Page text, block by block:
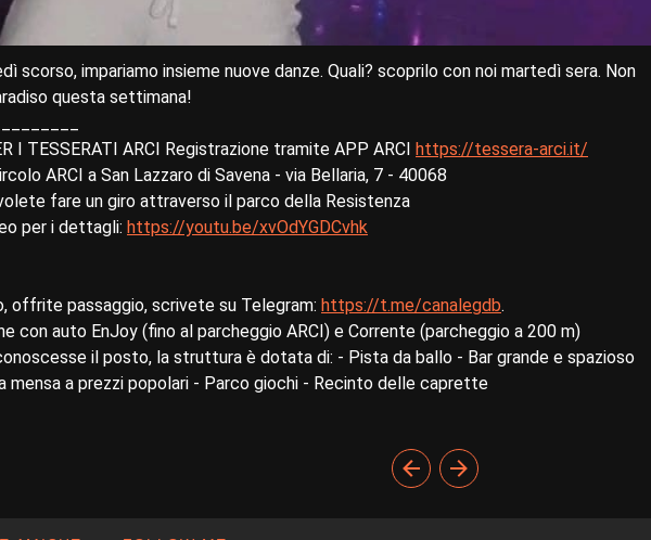
scorso, impariamo insieme nuove danze. Quali? scoprilo con noi martedì sera. Non
questa settimana!
I TESSERATI ARCI Registrazione tramite APP ARCI https://tessera-arci.it/
ARCI a San Lazzaro di Savena - via Bellaria, 7 - 40068
fare un giro attraverso il parco della Resistenza
per i dettagli: https://youtu.be/xvOdYGDCvhk
passaggio, scrivete su Telegram: https://t.me/canalegdb.
con auto EnJoy (fino al parcheggio ARCI) e Corrente (parcheggio a 200 m)
il posto, la struttura è dotata di: - Pista da ballo - Bar grande e spazioso
mensa a prezzi popolari - Parco giochi - Recinto delle caprette